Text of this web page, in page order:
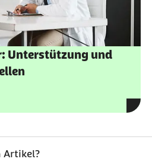
Unterstützung und
Artikel?